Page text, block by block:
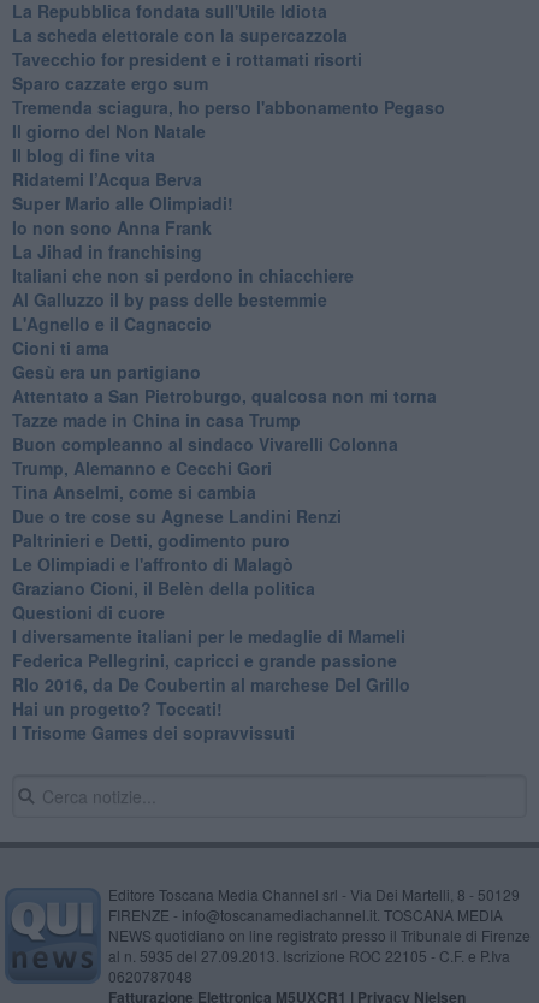
La Repubblica fondata sull'Utile Idiota
La scheda elettorale con la supercazzola
Tavecchio for president e i rottamati risorti
Sparo cazzate ergo sum
Tremenda sciagura, ho perso l'abbonamento Pegaso
Il giorno del Non Natale
Il blog di fine vita
​Ridatemi l’Acqua Berva
Super Mario alle Olimpiadi!
Io non sono Anna Frank
​La Jihad in franchising
Italiani che non si perdono in chiacchiere
Al Galluzzo il by pass delle bestemmie
L'Agnello e il Cagnaccio
Cioni ti ama
​Gesù era un partigiano
Attentato a San Pietroburgo, qualcosa non mi torna
Tazze made in China in casa Trump
Buon compleanno al sindaco Vivarelli Colonna
Trump, Alemanno e Cecchi Gori
Tina Anselmi, come si cambia
Due o tre cose su Agnese Landini Renzi
Paltrinieri e Detti, godimento puro
Le Olimpiadi e l'affronto di Malagò
Graziano Cioni, il Belèn della politica
Questioni di cuore
I diversamente italiani per le medaglie di Mameli
Federica Pellegrini, capricci e grande passione
RIo 2016, da De Coubertin al marchese Del Grillo
​Hai un progetto? Toccati!
​I Trisome Games dei sopravvissuti
Editore Toscana Media Channel srl - Via Dei Martelli, 8 - 50129
FIRENZE - info@toscanamediachannel.it. TOSCANA MEDIA
NEWS quotidiano on line registrato presso il Tribunale di Firenze
al n. 5935 del 27.09.2013. Iscrizione ROC 22105 - C.F. e P.Iva
0620787048
Fatturazione Elettronica M5UXCR1 | Privacy Nielsen